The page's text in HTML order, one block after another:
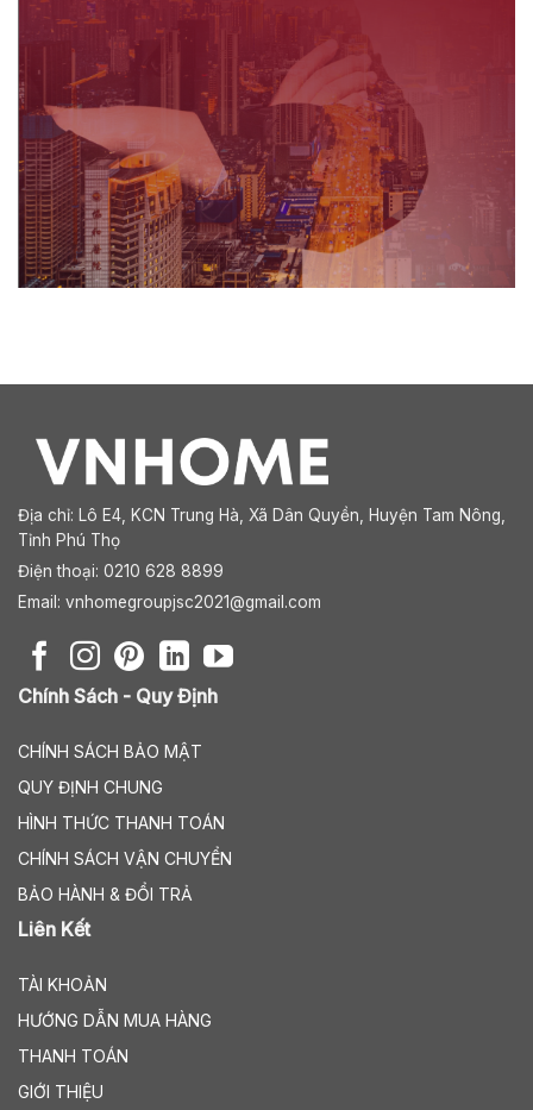
Địa chỉ: Lô E4, KCN Trung Hà, Xã Dân Quyền, Huyện Tam Nông,
Tỉnh Phú Thọ
Điện thoại: 0210 628 8899
Email: vnhomegroupjsc2021@gmail.com
Chính Sách - Quy Định
CHÍNH SÁCH BẢO MẬT
QUY ĐỊNH CHUNG
HÌNH THỨC THANH TOÁN
CHÍNH SÁCH VẬN CHUYỂN
BẢO HÀNH & ĐỔI TRẢ
Liên Kết
TÀI KHOẢN
HƯỚNG DẪN MUA HÀNG
THANH TOÁN
GIỚI THIỆU